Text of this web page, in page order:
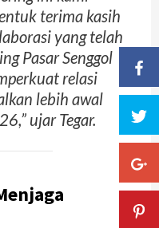
terima kasih
yang telah
Pasar Senggol
relasi
lebih awal
ujar Tegar.